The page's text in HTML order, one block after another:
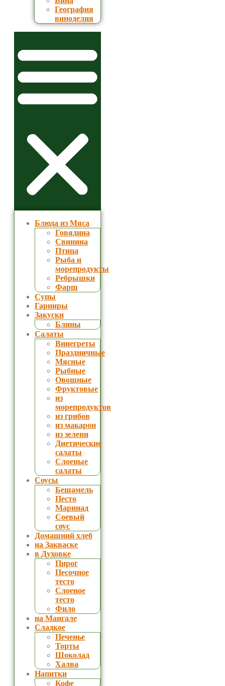
География
виноделия
Блюда из Мяса
Говядина
Свинина
Птица
Рыба и
морепродукты
Ребрышки
Фарш
Супы
Гарниры
Закуски
Блины
Салаты
Винегреты
Праздничные
Мясные
Рыбные
Овощные
Фруктовые
из
морепродуктов
из грибов
из макарон
из зелени
Диетические
салаты
Слоеные
салаты
Соусы
Бешамель
Песто
Маринад
Соевый
соус
Домашний хлеб
на Закваске
в Духовке
Пирог
Песочное
тесто
Слоеное
тесто
Фило
на Мангале
Сладкое
Печенье
Торты
Шоколад
Халва
Напитки
Кофе